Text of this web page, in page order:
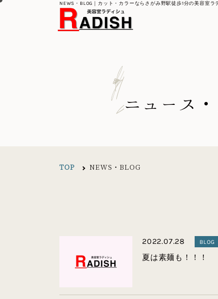
NEWS・BLOG｜カット・カラーならさがみ野駅徒歩1分の美容室ラ
N
e
w
s
/
B
l
o
gニュース
TOP NEWS・BLOG
2022.07.28 BLOG
夏は素麺も！！！